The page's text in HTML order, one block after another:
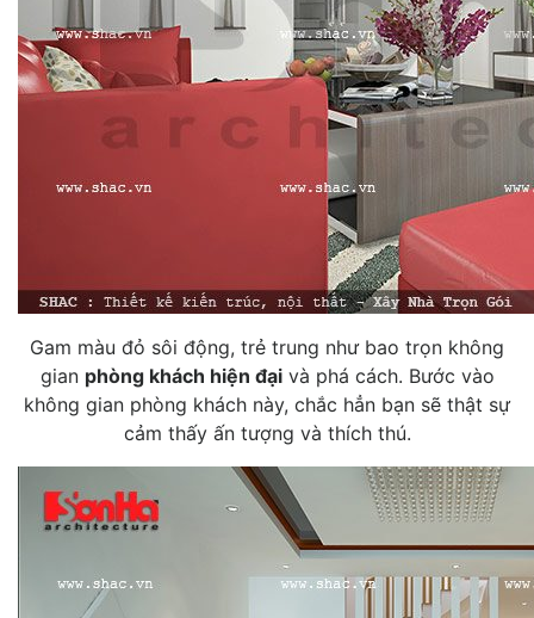
Gam màu đỏ sôi động, trẻ trung như bao trọn không
gian phòng khách hiện đạivà phá cách. Bước vào
không gian phòng khách này, chắc hẳn bạn sẽ thật sự
cảm thấy ấn tượng và thích thú.